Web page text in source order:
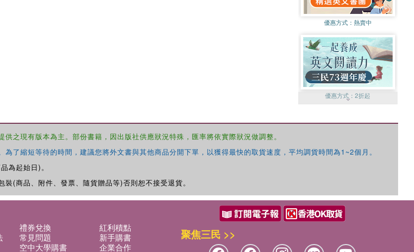
優惠方式： 熱賣中
優惠方式：2折起
之現有版本為主。部份書籍，因出版社供應狀況特殊，匯率將依實際狀況做調整。
了縮短等待的時間，建議您將外文書與其他商品分開下單，以獲得最快的取貨速度，平均調貨時間為1~2個月。
為起始日)。
(商品、附件、發票、隨貨贈品等)否則恕不接受退貨。
禮券兌換
紅利積點
常見問題
新手購書
空中大學購書
企業合作
聚焦三民 >>